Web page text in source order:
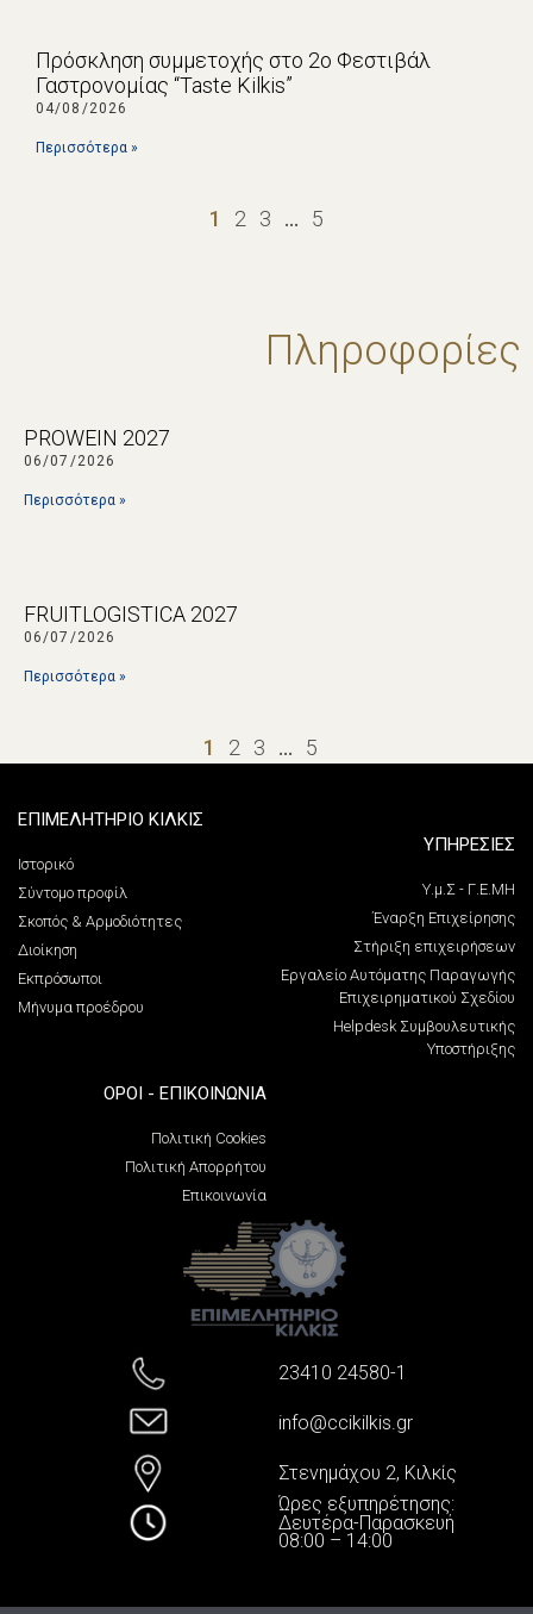
Πρόσκληση συμμετοχής στο 2ο Φεστιβάλ
Γαστρονομίας “Taste Kilkis”
04/08/2026
Περισσότερα »
1 2 3 … 5
Πληροφορίες
PROWEIN 2027
06/07/2026
Περισσότερα »
FRUITLOGISTICA 2027
06/07/2026
Περισσότερα »
1 2 3 … 5
ΕΠΙΜΕΛΗΤΗΡΙΟ ΚΙΛΚΙΣ
Ιστορικό
Σύντομο προφίλ
Σκοπός & Αρμοδιότητες
Διοίκηση
Εκπρόσωποι
Μήνυμα προέδρου
ΥΠΗΡΕΣΙΕΣ
Υ.μ.Σ - Γ.Ε.ΜΗ
Έναρξη Επιχείρησης
Στήριξη επιχειρήσεων
Εργαλείο Αυτόματης Παραγωγής
Επιχειρηματικού Σχεδίου
Helpdesk Συμβουλευτικής
Υποστήριξης
ΌΡΟΙ - ΕΠΙΚΟΙΝΩΝΊΑ
Πολιτική Cookies
Πολιτική Απορρήτου
Επικοινωνία
23410 24580-1
info@ccikilkis.gr
Στενημάχου 2, Κιλκίς
Ώρες εξυπηρέτησης:
Δευτέρα-Παρασκευή
08:00 – 14:00